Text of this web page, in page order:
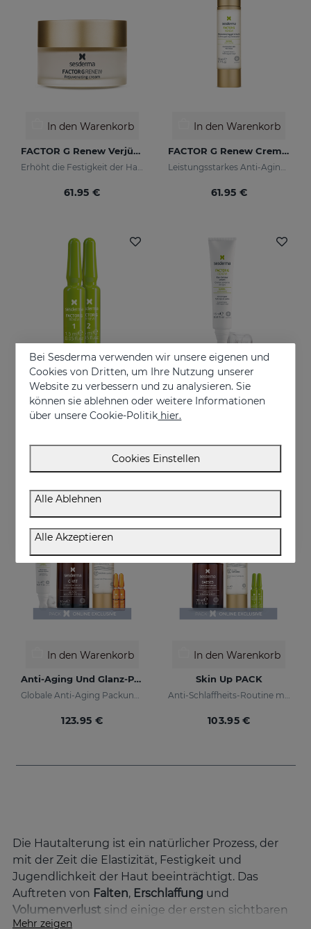
In den Warenkorb
FACTOR G Renew Verjüngungscreme
61.95 €
In den Warenkorb
FACTOR G Renew Cremegel
61.95 €
In den Warenkorb
FACTOR G Renew Bio-Stimulating Ampoules. Weekly Plan
In den Warenkorb
ONLINE EXKLUSIV
In den Warenkorb
Anti-Aging Und Glanz-PACK
Globale Anti-Aging Packung für Tag und Nacht
123.95 €
In den Warenkorb
Skin Up PACK
Anti-Schlaffheits-Routine mit sofortigem Straffungseffekt
103.95 €
Die Hautalterung ist ein natürlicher Prozess, der
mit der Zeit die Elastizität, Festigkeit und
Jugendlichkeit der Haut beeinträchtigt. Das
Auftreten von Falten, Erschlaffung und
Volumenverlust sind einige der ersten sichtbaren
Mehr zeigen
Bei Sesderma verwenden wir unsere eigenen und
Cookies von Dritten, um Ihre Nutzung unserer
Website zu verbessern und zu analysieren. Sie
können sie ablehnen oder weitere Informationen
über unsere Cookie-Politik hier.
Cookies Einstellen
Alle Ablehnen
Alle Akzeptieren